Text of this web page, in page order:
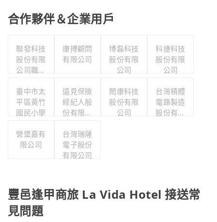
合作夥伴＆企業用戶
聯發科技
股份有限
公司職工
會
康搏顧問
有限公司
博磊科技
股份有限
公司
科捷科技
股份有限
公司
臺中市太
平區黃竹
國民小學
遠見保險
經紀人股
份有限公
閎康科技
股份有限
公司
台灣積體
電路製造
股份有限
營堡嘉有
限公司
台灣瑞薩
電子股份
有限公司
豐邑逢甲商旅 La Vida Hotel 接送常
見問題